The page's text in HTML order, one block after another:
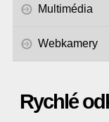
Multimédia
Webkamery
Rychlé